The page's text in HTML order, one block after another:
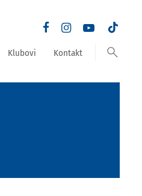
Klubovi Kontakt search